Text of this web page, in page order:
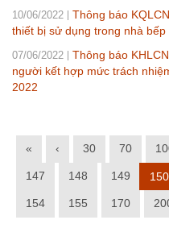
10/06/2022
Thông báo
thiết bị sử dụng trong nhà bếp
07/06/2022
Thông báo
người kết hợp mức trách
2022
« ‹ 30 70
147 148 149 150
154 155 170